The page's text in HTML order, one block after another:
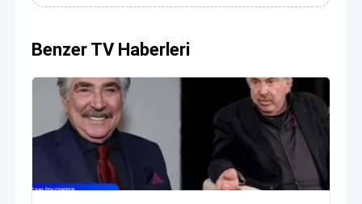
Benzer TV Haberleri